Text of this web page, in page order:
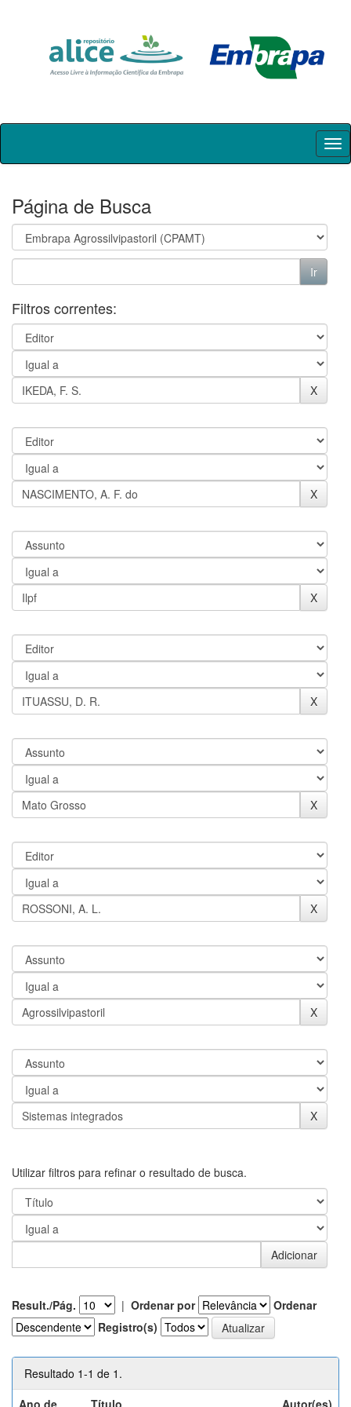
Skip
Página de Busca
Filtros correntes:
Utilizar filtros para refinar o resultado de busca.
Result./Pág. | Ordenar por
Ordenar
Registro(s)
Resultado 1-1 de 1.
Ano de
Título Autor(es)